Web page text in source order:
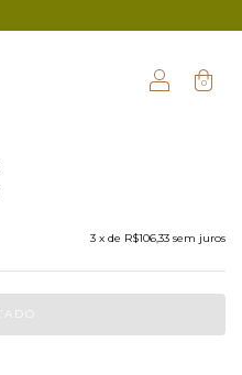
0
3 x de R$106,33 sem juros